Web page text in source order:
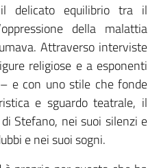
delicato equilibrio tra il
della malattia
Attraverso interviste
religiose e a esponenti
e con uno stile che fonde
e sguardo teatrale, il
Stefano, nei suoi silenzi e
e nei suoi sogni.